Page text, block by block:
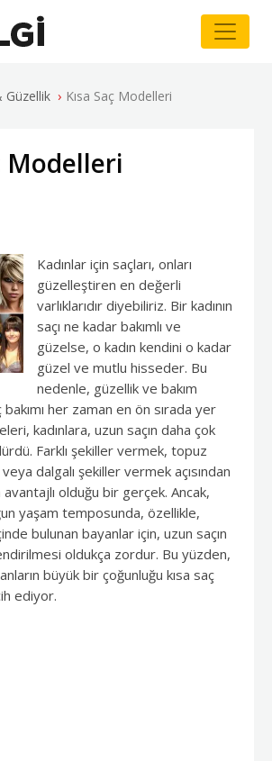
Güzellik › Kısa Saç Modelleri
Modelleri
Kadınlar için saçları, onları
güzelleştiren en değerli
varlıklarıdır diyebiliriz. Bir kadının
saçı ne kadar bakımlı ve
güzelse, o kadın kendini o kadar
güzel ve mutlu hisseder. Bu
nedenle, güzellik ve bakım
bakımı her zaman en ön sırada yer
kadınlara, uzun saçın daha çok
Farklı şekiller vermek, topuz
veya dalgalı şekiller vermek açısından
avantajlı olduğu bir gerçek. Ancak,
yaşam temposunda, özellikle,
bulunan bayanlar için, uzun saçın
oldukça zordur. Bu yüzden,
büyük bir çoğunluğu kısa saç
ediyor.